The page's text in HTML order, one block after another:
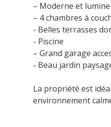
– Moderne et
– 4 chambres à
- Belles terrasses
- Piscine
– Grand garage
- Beau jardin
La propriété est
environnement